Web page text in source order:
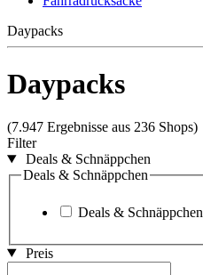
Daypacks
Daypacks
(7.947 Ergebnisse aus 236 Shops)
Filter
Deals & Schnäppchen
Deals & Schnäppchen
Deals & Schnäppchen
Preis